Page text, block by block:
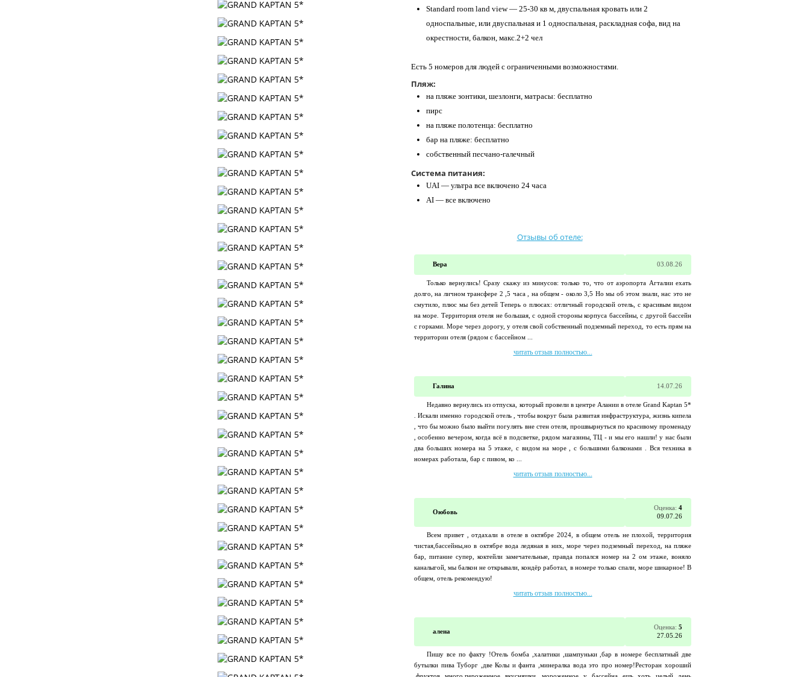
Standard room land view — 25-30 кв м, двуспальная кровать или 2
односпальные, или двуспальная и 1 односпальная, раскладная софа, вид на
окрестности, балкон, макс.2+2 чел
Есть 5 номеров для людей с ограниченными возможностями.
Пляж:
на пляже зонтики, шезлонги, матрасы: бесплатно
пирс
на пляже полотенца: бесплатно
бар на пляже: бесплатно
собственный песчано-галечный
Система питания:
UAI — ультра все включено 24 часа
AI — все включено
Отзывы об отеле:
Вера 03.08.26
Только вернулись! Сразу скажу из минусов: только то, что от аэропорта Агталии ехать
долго, на личном трансфере 2 ,5 часа , на общем - около 3,5 Но мы об этом знали, нас это не
смутило, плюс мы без детей Теперь о плюсах: отличный городской отель, с красивым видом
на море. Территория отеля не большая, с одной стороны корпуса бассейны, с другой бассейн
с горками. Море через дорогу, у отеля свой собственный подземный переход, то есть прям на
территории отеля (рядом с бассейном ...
читать отзыв полностью...
Галина 14.07.26
Недавно вернулись из отпуска, который провели в центре Алании в отеле Grand Kaptan 5*
. Искали именно городской отель , чтобы вокруг была развитая инфраструктура, жизнь кипела
, что бы можно было выйти погулять вне стен отеля, прошвырнуться по красивому променаду
, особенно вечером, когда всё в подсветке, рядом магазины, ТЦ - и мы его нашли! у нас были
два больших номера на 5 этаже, с видом на море , с большими балконами . Вся техника в
номерах работала, бар с пивом, ко ...
читать отзыв полностью...
Оюбовь
Оценка: 4
09.07.26
Всем привет , отдахали в отеле в октябре 2024, в общем отель не плохой, территория
чистая,бассейны,но в октябре вода ледяная в них, море через подземный переход, на пляже
бар, питание супер, коктейли замечательные, правда попался номер на 2 ом этаже, воняло
каналыгой, мы балкон не открывали, кондёр работал, в номере только спали, море шикарное! В
общем, отель рекомендую!
читать отзыв полностью...
алена
Оценка: 5
27.05.26
Пишу все по факту !Отель бомба ,халатики ,шампуньки ,бар в номере бесплатный две
бутылки пива Туборг ,две Колы и фанта ,минералка вода это про номер!Ресторан хороший